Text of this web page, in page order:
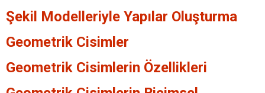
Şekil Modelleriyle Yapılar Oluşturma
Geometrik Cisimler
Geometrik Cisimlerin Özellikleri